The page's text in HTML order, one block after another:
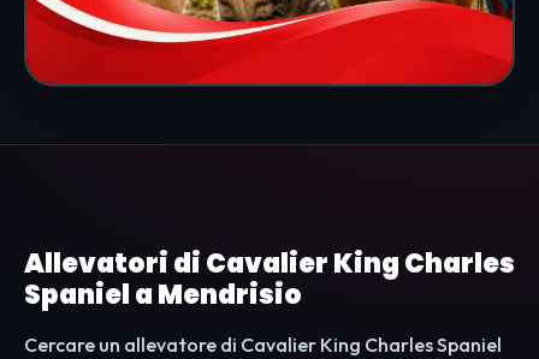
Allevatori di Cavalier King Charles
Spaniel a Mendrisio
Cercare un allevatore di Cavalier King Charles Spaniel